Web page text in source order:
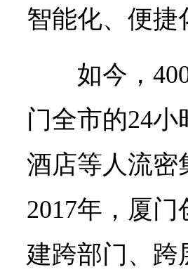
智能化、便捷
如今，
门全市的24
酒店等人流密
2017年，厦
建跨部门、跨